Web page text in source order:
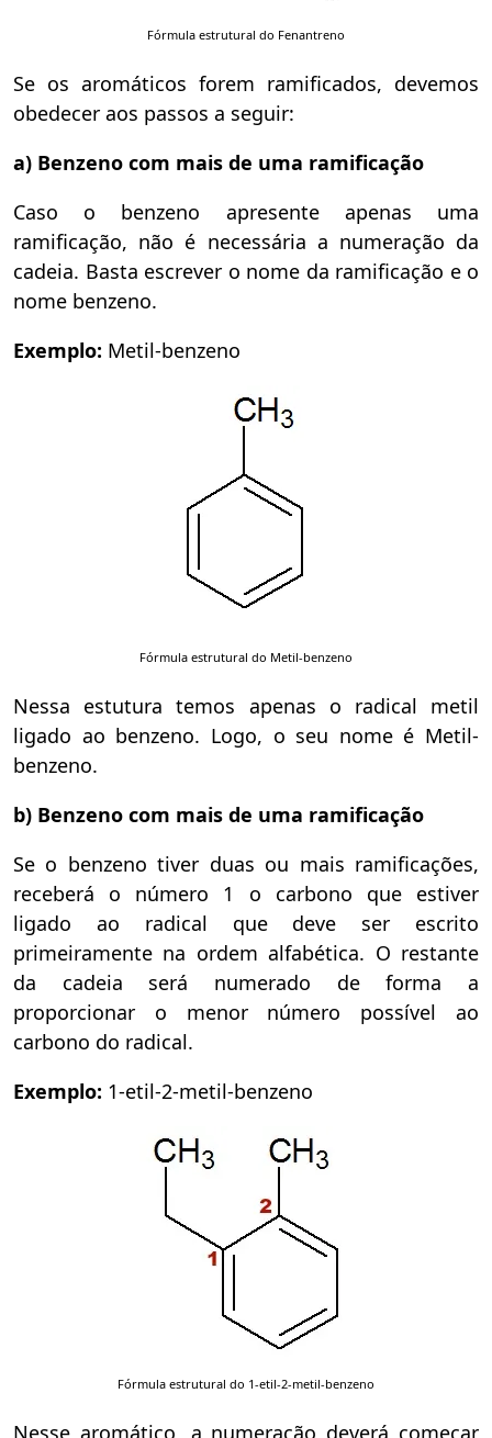
Fórmula estrutural do Fenantreno
Se os aromáticos forem ramificados, devemos
obedecer aos passos a seguir:
a) Benzeno com mais de uma ramificação
Caso o benzeno apresente apenas uma
ramificação, não é necessária a numeração da
cadeia. Basta escrever o nome da ramificação e o
nome benzeno.
Exemplo: Metil-benzeno
Fórmula estrutural do Metil-benzeno
Nessa estutura temos apenas o radical metil
ligado ao benzeno. Logo, o seu nome é Metil-
benzeno.
b) Benzeno com mais de uma ramificação
Se o benzeno tiver duas ou mais ramificações,
receberá o número 1 o carbono que estiver
ligado ao radical que deve ser escrito
primeiramente na ordem alfabética. O restante
da cadeia será numerado de forma a
proporcionar o menor número possível ao
carbono do radical.
Exemplo: 1-etil-2-metil-benzeno
Fórmula estrutural do 1-etil-2-metil-benzeno
Nesse aromático, a numeração deverá começar